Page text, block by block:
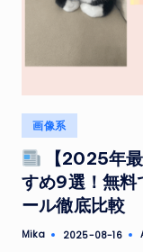
Posted
in
画像系
【2025年
すめ9選！無料
ール徹底比較
Posted
Mika 2025-08-16
Tags: